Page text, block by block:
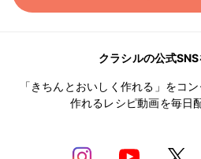
クラシルの公式
「きちんとおいしく作れる」をコ
作れるレシピ動画を毎日